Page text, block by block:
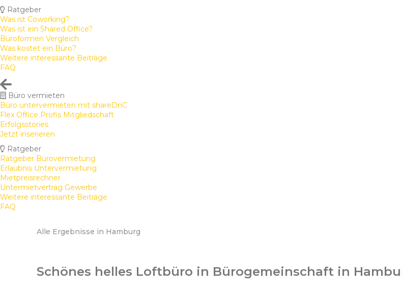
Ratgeber
Was ist Coworking?
Was ist ein Shared Office?
Büroformen Vergleich
Was kostet ein Büro?
Weitere interessante Beiträge
FAQ
Büro vermieten
Büro untervermieten mit shareDnC
Flex Office Profis Mitgliedschaft
Erfolgsstories
Jetzt inserieren
Ratgeber
Ratgeber Bürovermietung
Erlaubnis Untervermietung
Mietpreisrechner
Untermietvertrag Gewerbe
Weitere interessante Beiträge
FAQ
Alle Ergebnisse in Hamburg
Schönes helles Loftbüro in Bürogemeinschaft in